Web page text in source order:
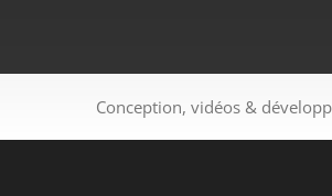
Conception, vidéos &